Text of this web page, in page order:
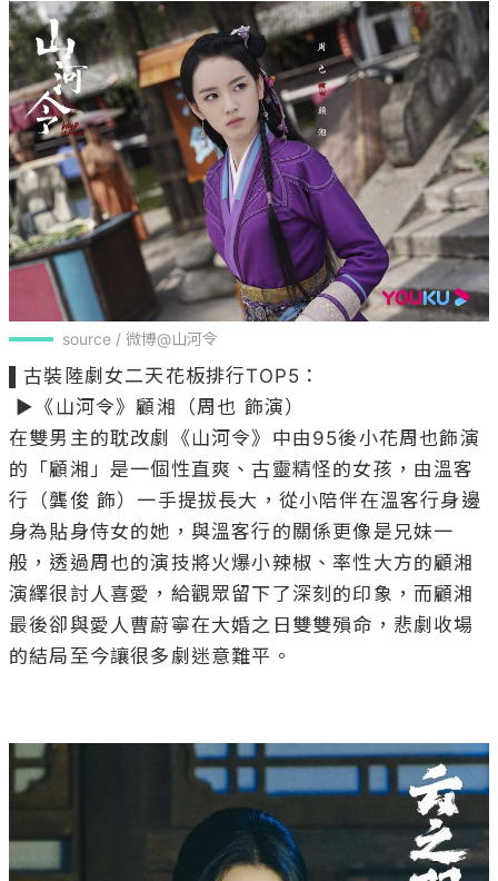
source / 微博@山河令
▌古裝陸劇女二天花板排行TOP5：
在雙男主的耽改劇《山河令》中由95後小花周也飾演
的「顧湘」是一個性直爽、古靈精怪的女孩，由溫客
行（龔俊 飾）一手提拔長大，從小陪伴在溫客行身邊
身為貼身侍女的她，與溫客行的關係更像是兄妹一
般，透過周也的演技將火爆小辣椒、率性大方的顧湘
演繹很討人喜愛，給觀眾留下了深刻的印象，而顧湘
最後卻與愛人曹蔚寧在大婚之日雙雙殞命，悲劇收場
的結局至今讓很多劇迷意難平。